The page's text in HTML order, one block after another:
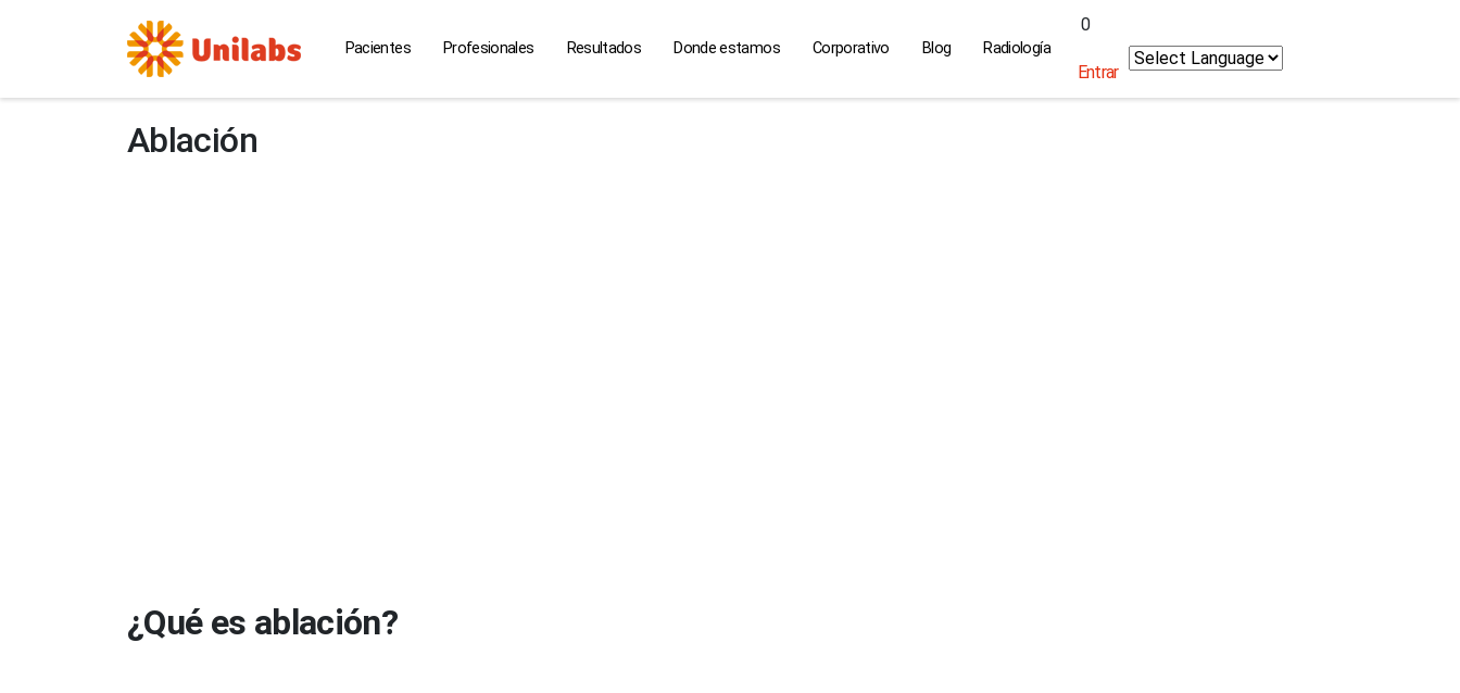
Pacientes Profesionales Resultados Donde estamos Corporativo Blog Radiología
0
Entrar
Ablación
¿Qué es ablación?